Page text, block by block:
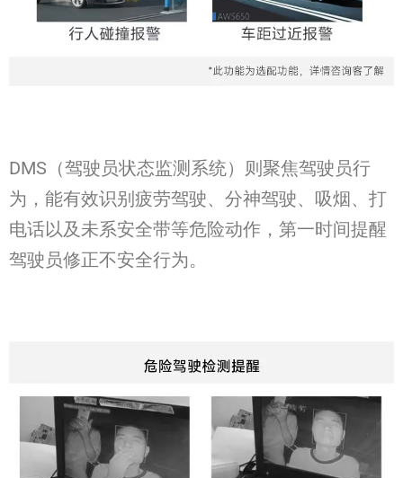
DMS（驾驶员状态监测系统）则聚焦驾驶员行
为，能有效识别疲劳驾驶、分神驾驶、吸烟、打
电话以及未系安全带等危险动作，第一时间提醒
驾驶员修正不安全行为。